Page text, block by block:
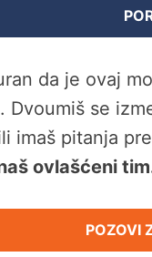
da je ovaj
Dvoumiš se
imaš pitanja
ovlašćeni
POZOVI